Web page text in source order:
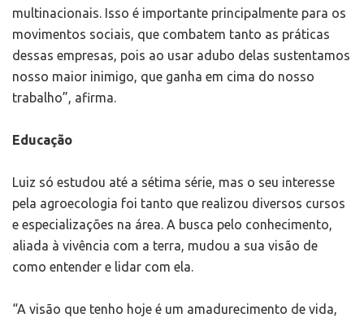
multinacionais. Isso é importante principalmente para os
movimentos sociais, que combatem tanto as práticas
dessas empresas, pois ao usar adubo delas sustentamos
nosso maior inimigo, que ganha em cima do nosso
trabalho”, afirma.
Educação
Luiz só estudou até a sétima série, mas o seu interesse
pela agroecologia foi tanto que realizou diversos cursos
e especializações na área. A busca pelo conhecimento,
aliada à vivência com a terra, mudou a sua visão de
como entender e lidar com ela.
“A visão que tenho hoje é um amadurecimento de vida,